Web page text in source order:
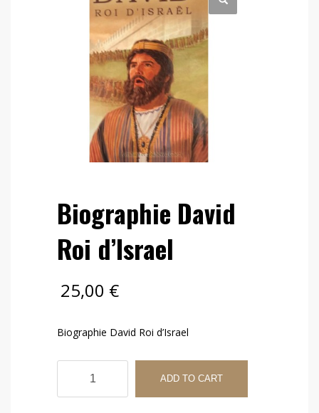
Biographie David
Roi d’Israel
25,00 €
Biographie David Roi d’Israel
Biographie
Roi
ADD TO CART